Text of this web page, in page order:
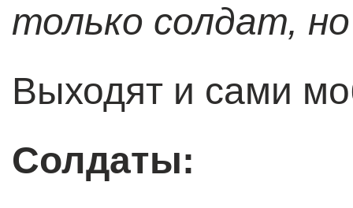
только солдат,
Выходят и сами
Солдаты: